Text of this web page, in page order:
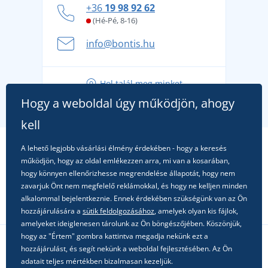
kényelmesen és biztonságosan
A nyári kaland a csomagolással kezdődik - készüljön
fel a gondtalan nyaralásra
alkalomra!
+36 19 98 92 62
(Hé-Pé, 8-16)
info@bontis.hu
Hol talál meg minket
Kövessen minket a közösségi hálózatokon
Hogy a weboldal úgy működjön, ahogy
kell
A lehető legjobb vásárlási élmény érdekében - hogy a keresés
működjön, hogy az oldal emlékezzen arra, mi van a kosarában,
hogy könnyen ellenőrizhesse megrendelése állapotát, hogy nem
zavarjuk Önt nem megfelelő reklámokkal, és hogy ne kelljen minden
alkalommal bejelentkeznie. Ennek érdekében szükségünk van az Ön
hozzájárulására a sütik feldolgozásához, amelyek olyan kis fájlok,
amelyeket ideiglenesen tárolunk az Ön böngészőjében. Köszönjük,
hogy az "Értem" gombra kattintva megadja nekünk ezt a
hozzájárulást, és segít nekünk a weboldal fejlesztésében. Az Ön
adatait teljes mértékben bizalmasan kezeljük.